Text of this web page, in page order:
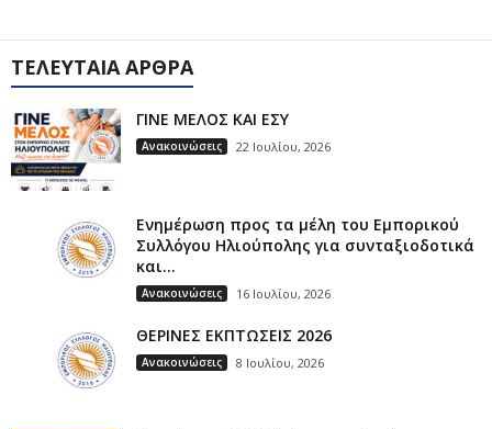
ΤΕΛΕΥΤΑΊΑ ΆΡΘΡΑ
ΓΙΝΕ ΜΕΛΟΣ ΚΑΙ ΕΣΥ
Ανακοινώσεις 22 Ιουλίου, 2026
Ενημέρωση προς τα μέλη του Εμπορικού
Συλλόγου Ηλιούπολης για συνταξιοδοτικά
και...
Ανακοινώσεις 16 Ιουλίου, 2026
ΘΕΡΙΝΕΣ ΕΚΠΤΩΣΕΙΣ 2026
Ανακοινώσεις 8 Ιουλίου, 2026